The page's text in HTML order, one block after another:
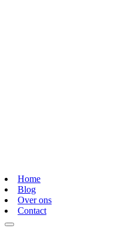
Home
Blog
Over ons
Contact